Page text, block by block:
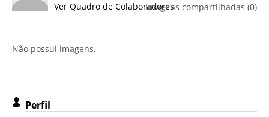
Ver Quadro de ColaboradoresImagens compartilhadas (0)
Não possui imagens.
Perfil